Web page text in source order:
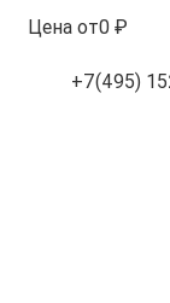
Цена от0 ₽
+7(495)